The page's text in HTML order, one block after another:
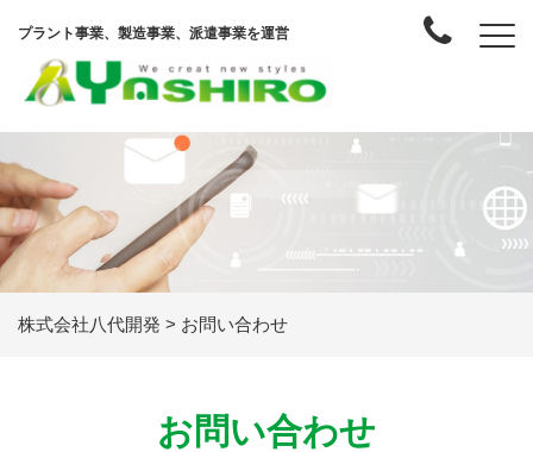
プラント事業、製造事業、派遣事業を運営
株式会社八代開発 > お問い合わせ
お問い合わせ